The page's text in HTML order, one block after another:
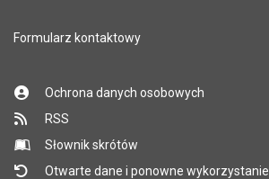
Formularz kontaktowy
Ochrona danych osobowych
RSS
Słownik skrótów
Otwarte dane i ponowne wykorzystanie